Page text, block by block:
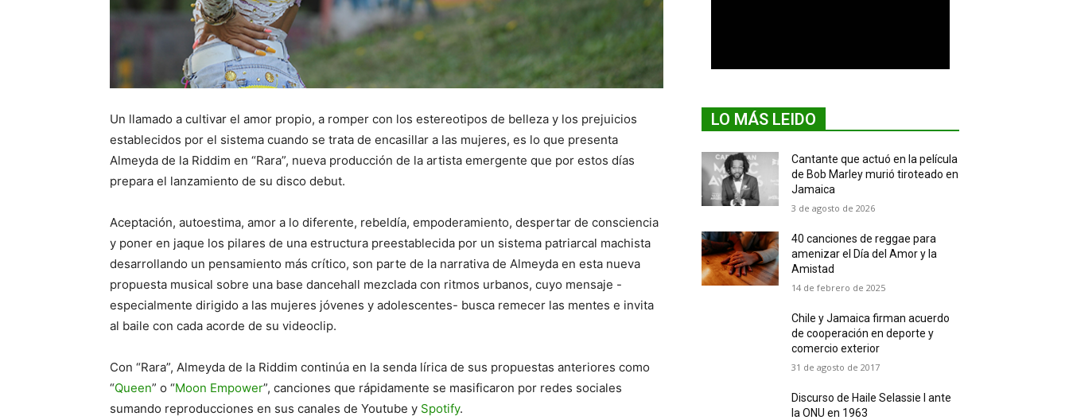
Un llamado a cultivar el amor propio, a romper con los estereotipos de belleza y los prejuicios
establecidos por el sistema cuando se trata de encasillar a las mujeres, es lo que presenta
Almeyda de la Riddim en “Rara”, nueva producción de la artista emergente que por estos días
prepara el lanzamiento de su disco debut.
Aceptación, autoestima, amor a lo diferente, rebeldía, empoderamiento, despertar de consciencia
y poner en jaque los pilares de una estructura preestablecida por un sistema patriarcal machista
desarrollando un pensamiento más crítico, son parte de la narrativa de Almeyda en esta nueva
propuesta musical sobre una base dancehall mezclada con ritmos urbanos, cuyo mensaje -
especialmente dirigido a las mujeres jóvenes y adolescentes- busca remecer las mentes e invita
al baile con cada acorde de su videoclip.
Con “Rara”, Almeyda de la Riddim continúa en la senda lírica de sus propuestas anteriores como
“Queen” o “Moon Empower”, canciones que rápidamente se masificaron por redes sociales
sumando reproducciones en sus canales de Youtube y Spotify.
LO MÁS LEIDO
Cantante que actuó en la película
de Bob Marley murió tiroteado en
Jamaica
3 de agosto de 2026
40 canciones de reggae para
amenizar el Día del Amor y la
Amistad
14 de febrero de 2025
Chile y Jamaica firman acuerdo
de cooperación en deporte y
comercio exterior
31 de agosto de 2017
Discurso de Haile Selassie I ante
la ONU en 1963